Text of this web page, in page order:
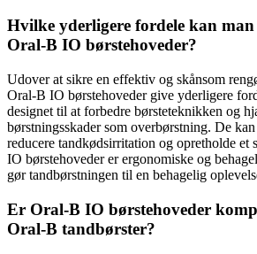
Hvilke yderligere fordele kan
Oral-B IO børstehoveder?
Udover at sikre en effektiv og skånsom
Oral-B IO børstehoveder give yderligere
designet til at forbedre børsteteknikken og
børstningsskader som overbørstning. De
reducere tandkødsirritation og opretholde et
IO børstehoveder er ergonomiske og
gør tandbørstningen til en behagelig
Er Oral-B IO børstehoveder
Oral-B tandbørster?